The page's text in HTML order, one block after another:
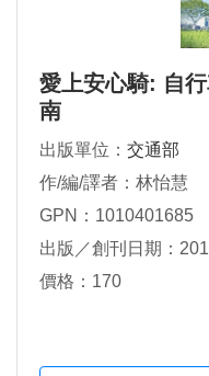
愛上安心騎: 自
南
出版單位： 交通部
作/編/譯者：林怡慧
GPN：1010401685
出版／創刊日期：
價格：170